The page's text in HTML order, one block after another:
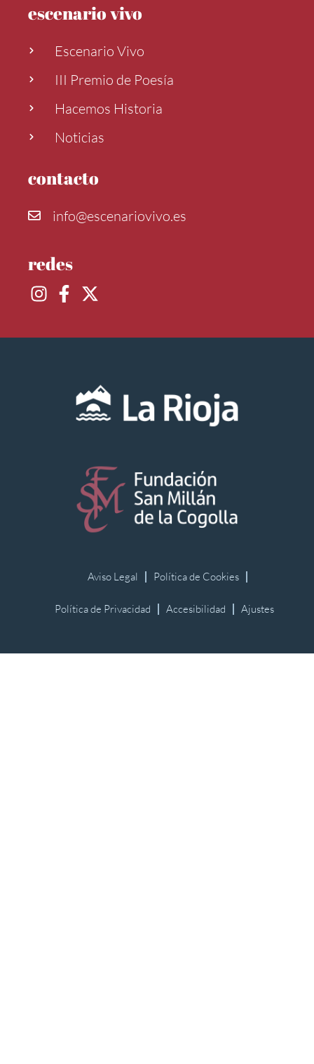
escenario vivo
Escenario Vivo
III Premio de Poesía
Hacemos Historia
Noticias
contacto
info@escenariovivo.es
redes
Aviso Legal Política de Cookies
Política de Privacidad Accesibilidad Ajustes